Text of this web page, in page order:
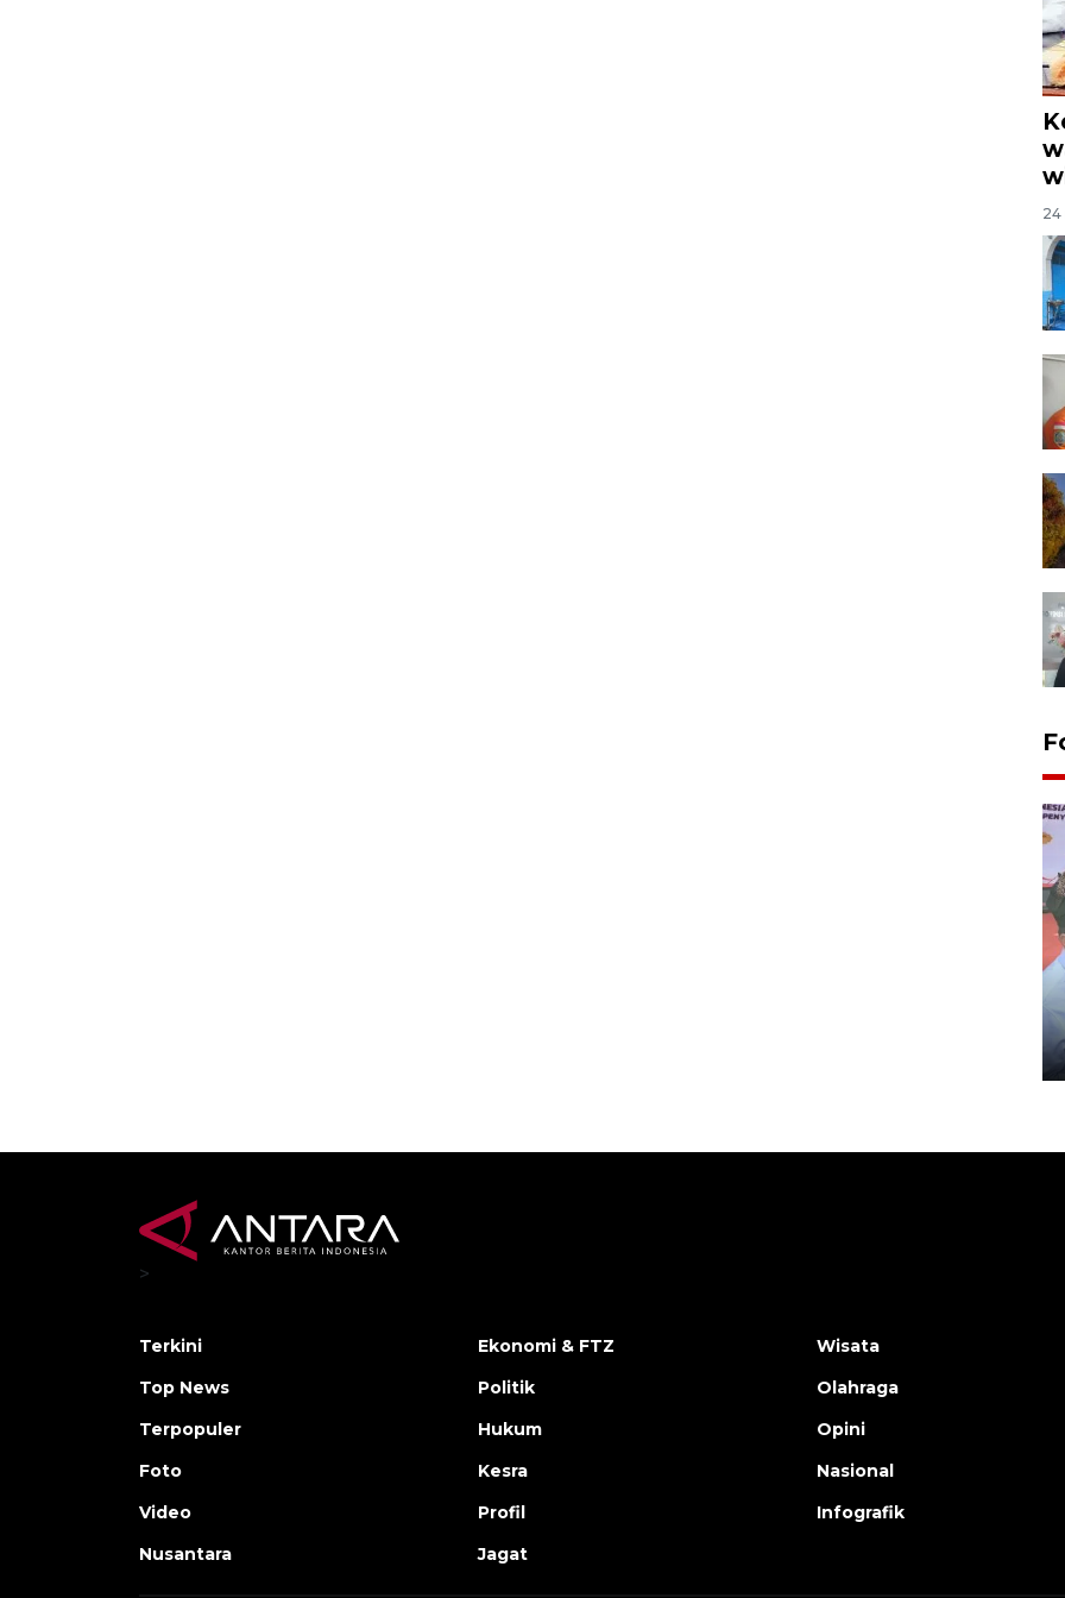
24
>
Terkini
Top News
Terpopuler
Foto
Video
Nusantara
Ekonomi & FTZ
Politik
Hukum
Kesra
Profil
Jagat
Wisata
Olahraga
Opini
Nasional
Infografik